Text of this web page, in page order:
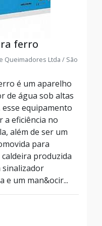
ferro
Queimadores Ltda / São
é um aparelho
de água sob altas
equipamento
a eficiência no
além de ser um
para
produzida
sinalizador
e um man&ocir...